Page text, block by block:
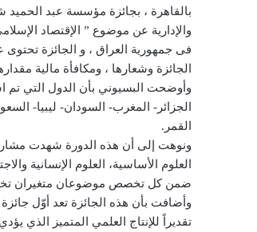
والإدارية عن موضوع ” الإقتصاد
فى جمهورية العراق ، و الجائزة
الجائزة وشعارها ، ومكافأة مالية مقدارها 20 ألف دولار
وأوضحت البسيوني بأن الدول التي تم
الجزائر- المغرب- السودان- ليبيا-
القمر.
العلوم الأساسية، العلوم الإنسانية
ضمن كل تخصص موضوعان متغيران تختارهما الهيئة
تقديراً للإنتاج العلمي المتميز الذي